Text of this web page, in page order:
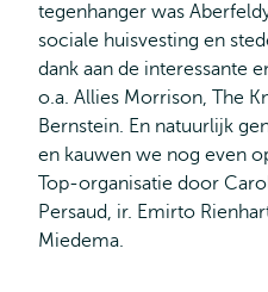
tegenhanger was
sociale huisvesting en
dank aan de interessante
o.a. Allies Morrison, The
Bernstein. En natuurlijk
en kauwen we nog even
Top-organisatie door
Persaud, ir. Emirto
Miedema.